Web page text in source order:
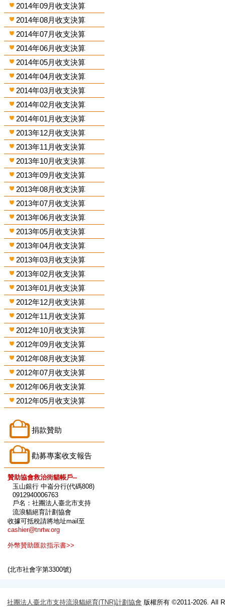
2014年09月收支決算
2014年08月收支決算
2014年07月收支決算
2014年06月收支決算
2014年05月收支決算
2014年04月收支決算
2014年03月收支決算
2014年02月收支決算
2014年01月收支決算
2013年12月收支決算
2013年11月收支決算
2013年10月收支決算
2013年09月收支決算
2013年08月收支決算
2013年07月收支決算
2013年06月收支決算
2013年05月收支決算
2013年04月收支決算
2013年03月收支決算
2013年02月收支決算
2013年01月收支決算
2012年12月收支決算
2012年11月收支決算
2012年10月收支決算
2012年09月收支決算
2012年08月收支決算
2012年07月收支決算
2012年06月收支決算
2012年05月收支決算
捐款贊助
勸募專案收支報告
贊助協會救治街貓帳戶--
玉山銀行 中崙分行(代碼808)
0912940006763
戶名：社團法人臺北市支持
流浪貓絕育計劃協會
收據可抵稅請將地址mail至
cashier@tnrtw.org
外幣贊助匯款指示書>>
(北市社會字第3300號)
社團法人臺北市支持流浪貓絕育(TNR)計劃協會 版權所有 ©2011-2026. All